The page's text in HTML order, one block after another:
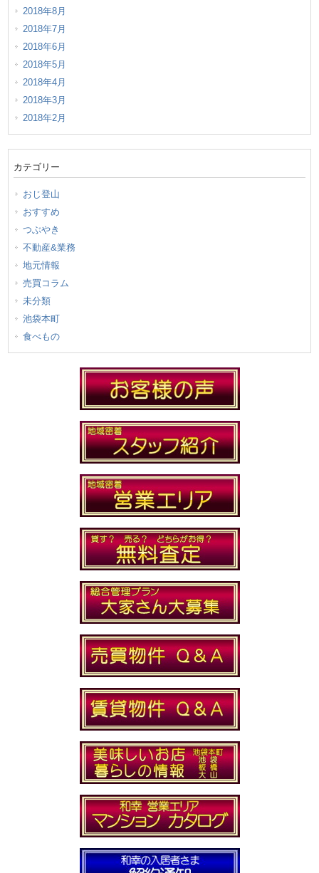
2018年8月
2018年7月
2018年6月
2018年5月
2018年4月
2018年3月
2018年2月
カテゴリー
おじ登山
おすすめ
つぶやき
不動産&業務
地元情報
売買コラム
未分類
池袋本町
食べもの